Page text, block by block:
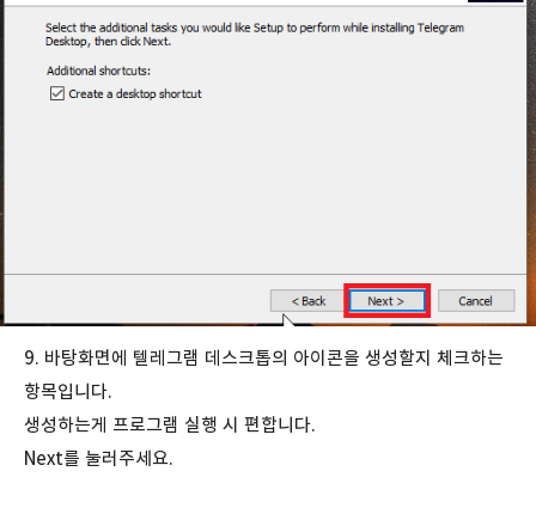
9. 바탕화면에 텔레그램 데스크톱의 아이콘을 생성할지 체크하는
항목입니다.
생성하는게 프로그램 실행 시 편합니다.
Next를 눌러주세요.